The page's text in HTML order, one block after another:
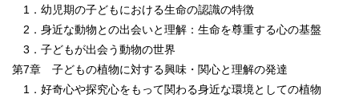
1．幼児期の子どもにおける生命の認識の特徴
2．身近な動物との出会いと理解：生命を尊重する心の基盤
3．子どもが出会う動物の世界
第7章 子どもの植物に対する興味・関心と理解の発達
1．好奇心や探究心をもって関わる身近な環境としての植物